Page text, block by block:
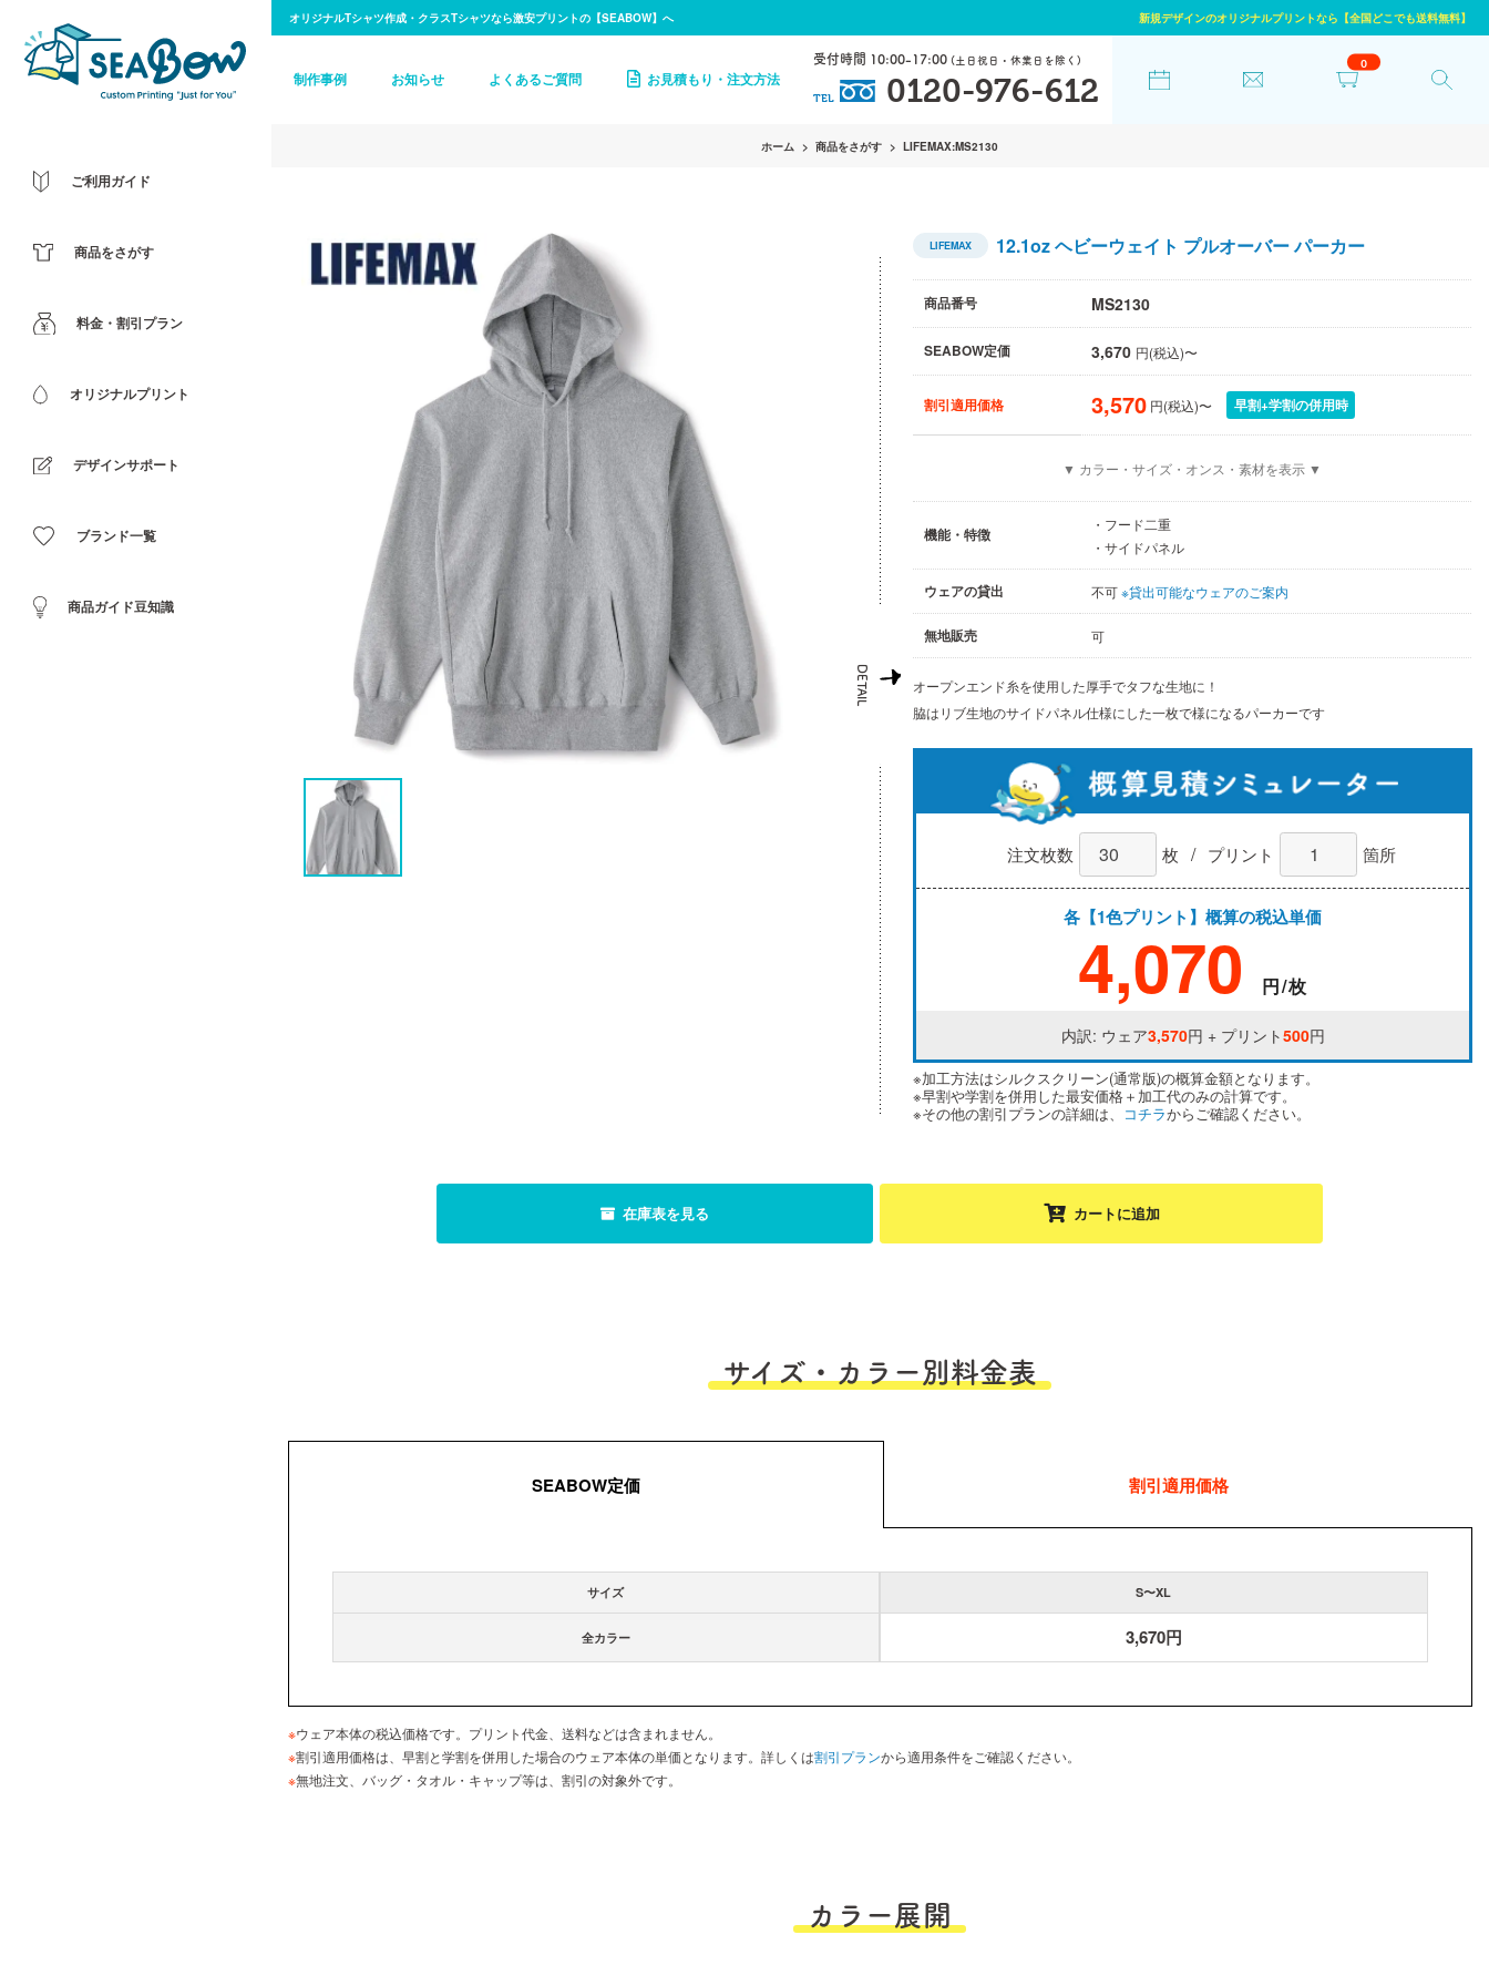
オリジナルTシャツ作成・クラスTシャツなら激安プリントの【SEABOW】へ 新規デザインのオリジナルプリントなら【全国どこでも送料無料】
制作事例 お知らせ よくあるご質問 お見積もり・注文方法
0
受付時間 10:00-17:00 (土日祝日・休業日を除く)
TEL 0120-976-612
ご利用ガイド
商品をさがす
料金・割引プラン
オリジナルプリント
デザインサポート
ブランド一覧
商品ガイド豆知識
ホーム 商品をさがす LIFEMAX:MS2130
LIFEMAX 12.1oz ヘビーウェイト プルオーバー パーカー
商品番号 MS2130
SEABOW定価 3,670 円(税込)〜
割引適用価格 3,570 円(税込)〜 早割+学割の併用時
▼ カラー・サイズ・オンス・素材を表示 ▼
機能・特徴
・フード二重
・サイドパネル
ウェアの貸出 不可※貸出可能なウェアのご案内
無地販売 可
オープンエンド糸を使用した厚手でタフな生地に！
脇はリブ生地のサイドパネル仕様にした一枚で様になるパーカーです
注文枚数 枚 / プリント 箇所
各【1色プリント】概算の税込単価
4,070 円/枚
内訳: ウェア3,570円 + プリント500円
※加工方法はシルクスクリーン(通常版)の概算金額となります。
※早割や学割を併用した最安価格＋加工代のみの計算です。
※その他の割引プランの詳細は、 コチラからご確認ください。
在庫表を見る カートに追加
サイズ・カラー別料金表
SEABOW定価 割引適用価格
サイズ S〜XL
全カラー 3,670円
※ウェア本体の税込価格です。プリント代金、送料などは含まれません。
※割引適用価格は、早割と学割を併用した場合のウェア本体の単価となります。詳しくは割引プランから適用条件をご確認ください。
※無地注文、バッグ・タオル・キャップ等は、割引の対象外です。
カラー展開